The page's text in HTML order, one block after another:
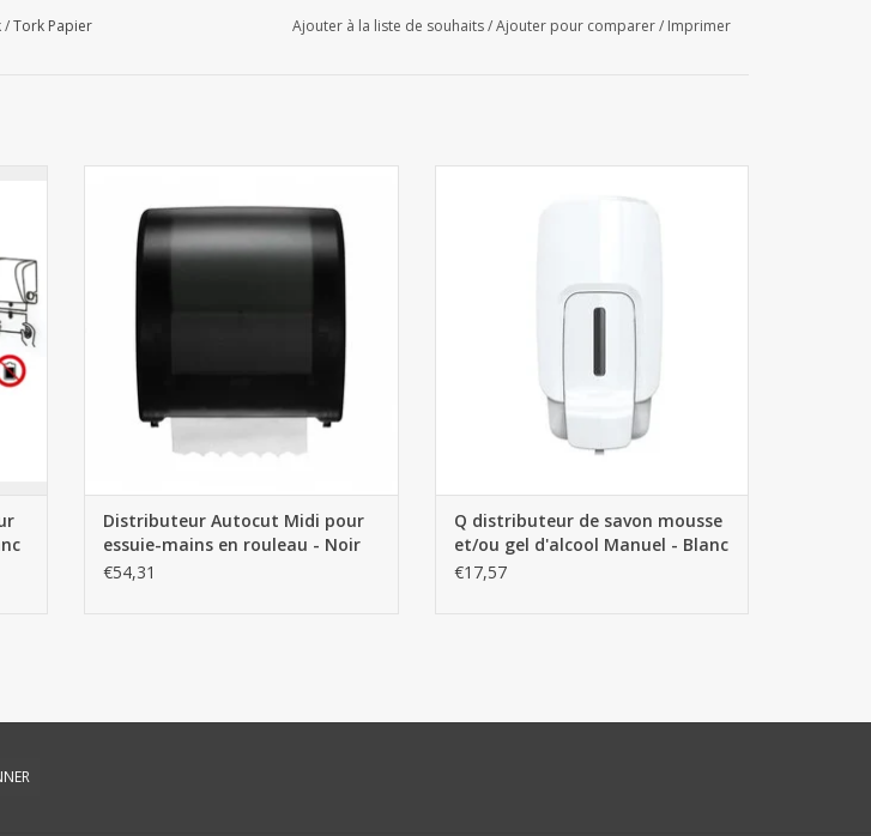
/Tork Papier Ajouter à la liste de souhaits/Ajouter pour comparer/ Imprimer
AJOUTER AU PANIER
Distributeur Autocut Midi pour
essuie-mains en rouleau - Noir
€54,31
d'alcool Manuel - Blanc 1L
Q distributeur de savon mousse
et/ou gel d'alcool Manuel - Blanc
1L
€17,57